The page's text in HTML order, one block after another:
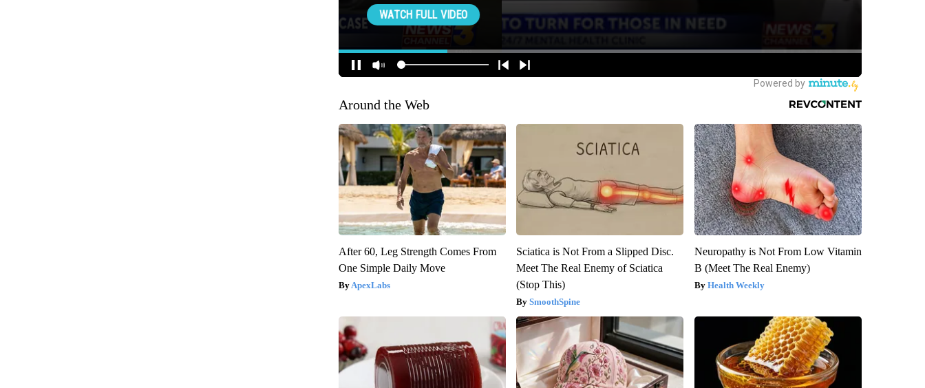
Around the Web
After 60, Leg Strength Comes From
One Simple Daily Move
ApexLabs
Sciatica is Not From a Slipped Disc.
Meet The Real Enemy of Sciatica
(Stop This)
SmoothSpine
Neuropathy is Not From Low Vitamin
B (Meet The Real Enemy)
Health Weekly